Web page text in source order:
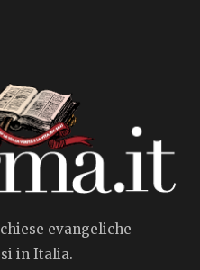
evangeliche
in Italia.